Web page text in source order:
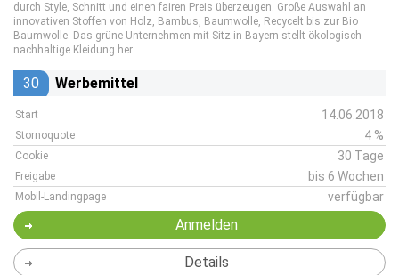
durch Style, Schnitt und einen fairen Preis überzeugen. Große Auswahl an
innovativen Stoffen von Holz, Bambus, Baumwolle, Recycelt bis zur Bio
Baumwolle. Das grüne Unternehmen mit Sitz in Bayern stellt ökologisch
nachhaltige Kleidung her.
30 Werbemittel
Start 14.06.2018
Stornoquote 4 %
Cookie 30 Tage
Freigabe bis 6 Wochen
Mobil-Landingpage verfügbar
Anmelden
Details